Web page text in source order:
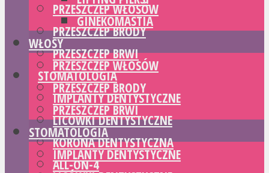
PRZESZCZEP WŁOSÓW
PRZESZCZEP BRODY
PRZESZCZEP BRWI
STOMATOLOGIA
IMPLANTY DENTYSTYCZNE
LICÓWKI DENTYSTYCZNE
KORONA DENTYSTYCZNA
ALL-ON-4
GINEKOMASTIA
WŁOSY
PRZESZCZEP WŁOSÓW
PRZESZCZEP BRODY
PRZESZCZEP BRWI
STOMATOLOGIA
IMPLANTY DENTYSTYCZNE